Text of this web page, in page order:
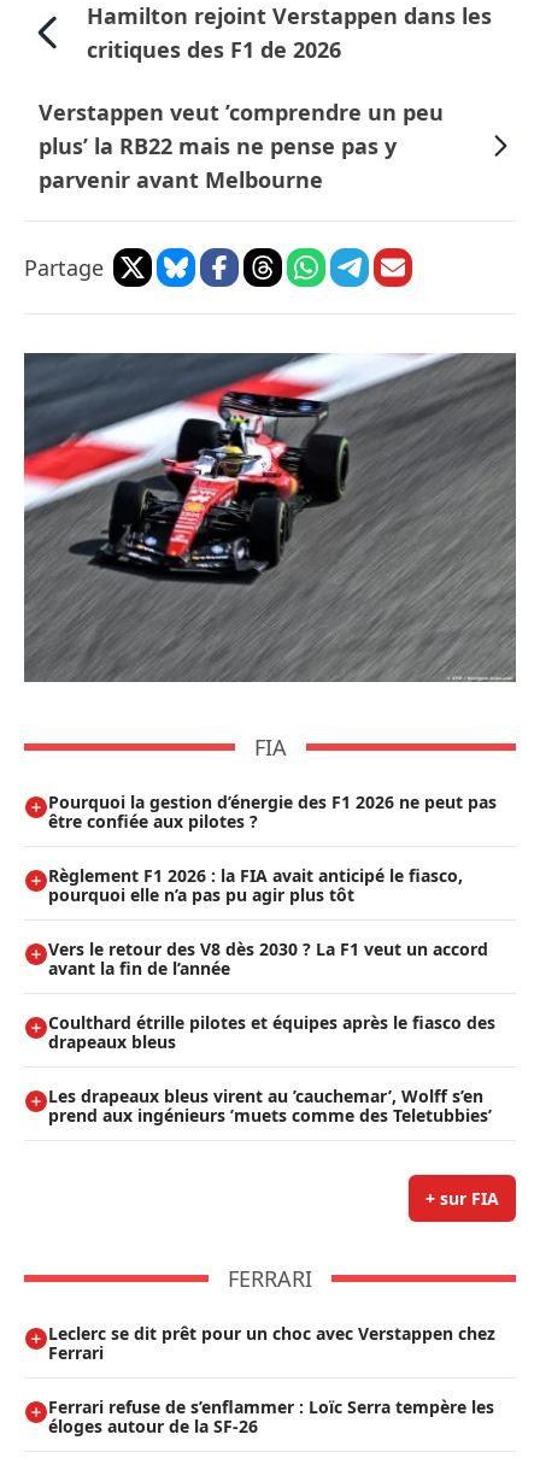
Hamilton rejoint Verstappen dans les
critiques des F1 de 2026
Verstappen veut ’comprendre un peu
plus’ la RB22 mais ne pense pas y
parvenir avant Melbourne
Partage
FIA
Pourquoi la gestion d’énergie des F1 2026 ne peut pas
être confiée aux pilotes ?
Règlement F1 2026 : la FIA avait anticipé le fiasco,
pourquoi elle n’a pas pu agir plus tôt
Vers le retour des V8 dès 2030 ? La F1 veut un accord
avant la fin de l’année
Coulthard étrille pilotes et équipes après le fiasco des
drapeaux bleus
Les drapeaux bleus virent au ’cauchemar’, Wolff s’en
prend aux ingénieurs ’muets comme des Teletubbies’
+ sur FIA
FERRARI
Leclerc se dit prêt pour un choc avec Verstappen chez
Ferrari
Ferrari refuse de s’enflammer : Loïc Serra tempère les
éloges autour de la SF-26